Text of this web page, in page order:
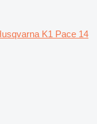
K1 Pace 14